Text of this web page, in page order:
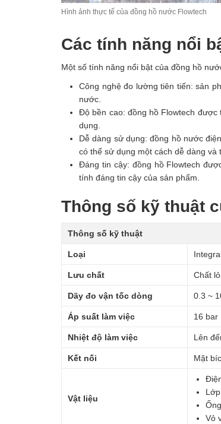
Hình ảnh thực tế của đồng hồ nước Flowtech
Các tính năng nổi
Một số tính năng nổi bật của đồng hồ
Công nghệ đo lường tiên tiến: sản
nước.
Độ bền cao: đồng hồ Flowtech
dụng.
Dễ dàng sử dụng: đồng hồ nước
có thể sử dụng một cách dễ dàng và
Đáng tin cậy: đồng hồ Flowtech
tính đáng tin cậy của sản phẩm.
Thông số kỹ thuật
Thông số kỹ thuật
Loại
Lưu chất Chất
Dãy đo vận tốc dòng 0.3 ~
Áp suất làm việc 16 bar
Nhiệt độ làm việc Lên
Kết nối Mặt
Vật liệu
Vỏ